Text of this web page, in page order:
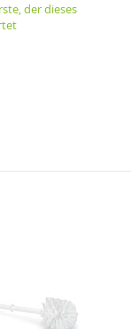
der dieses